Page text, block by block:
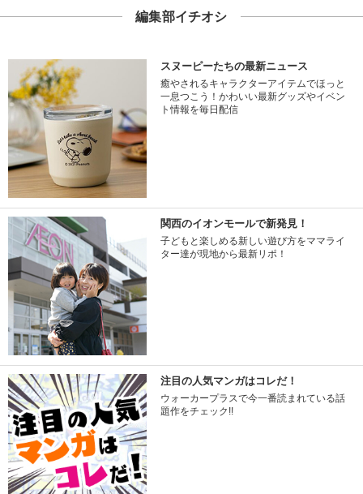
編集部イチオシ
スヌーピーたちの最新ニュース
癒やされるキャラクターアイテムでほっと
一息つこう！かわいい最新グッズやイベン
ト情報を毎日配信
関西のイオンモールで新発見！
子どもと楽しめる新しい遊び方をママライ
ター達が現地から最新リポ！
注目の人気マンガはコレだ！
ウォーカープラスで今一番読まれている話
題作をチェック!!